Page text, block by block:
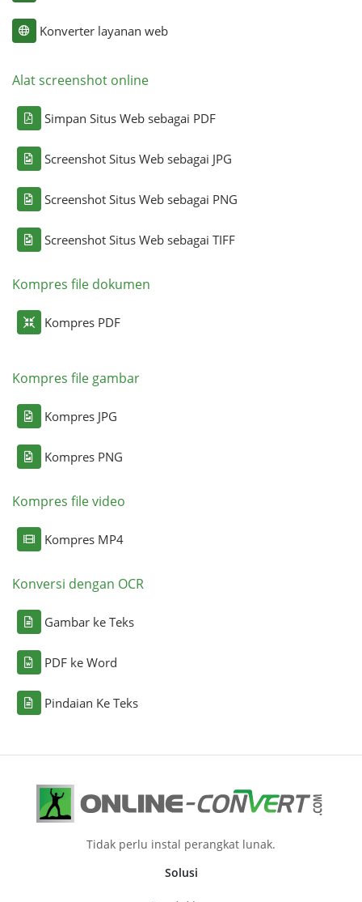
Konverter layanan web
Alat screenshot online
Simpan Situs Web sebagai PDF
Screenshot Situs Web sebagai JPG
Screenshot Situs Web sebagai PNG
Screenshot Situs Web sebagai TIFF
Kompres file dokumen
Kompres PDF
Kompres file gambar
Kompres JPG
Kompres PNG
Kompres file video
Kompres MP4
Konversi dengan OCR
Gambar ke Teks
PDF ke Word
Pindaian Ke Teks
Tidak perlu instal perangkat lunak.
Solusi